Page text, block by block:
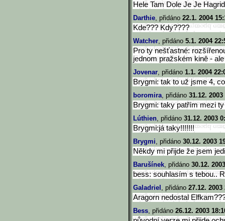
Hele Tam Dole Je Je
Darthie, přidáno 22.1. 2004
Kde??? Kdy????
Watcher, přidáno 5.1. 2004
Pro ty nešťastné:
jednom pražském kině -
Jovenar, přidáno 1.1. 2004
Brygmi: tak to už jsme 4,
boromira, přidáno 31.12. 2003
Brygmi: taky patřím mezi
Lúthien, přidáno 31.12. 2003
Brygmi:já taky!!!!!!!
Brygmi, přidáno 30.12. 2003
Někdy mi přijde že jsem
Barušínek, přidáno 30.12.
bess: souhlasím s tebou..
Galadriel , přidáno 27.12. 2003
Aragorn nedostal
Bess, přidáno 26.12. 2003